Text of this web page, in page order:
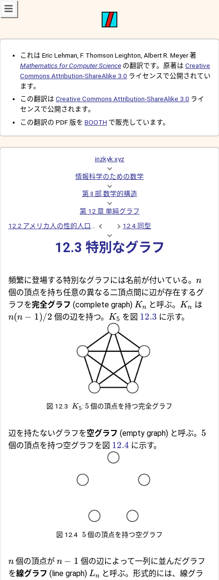
これは Eric Lehman, F. Thomson Leighton, Albert R. Meyer 著
Mathematics for Computer Science の翻訳です。原著は Creative
Commons Attribution-ShareAlike 3.0 ライセンスで公開されてい
ます。
この翻訳は Creative Commons Attribution-ShareAlike 3.0 ライ
センスで公開されます。
この翻訳の PDF 版を BOOTH で販売しています。
inzkyk.xyz
情報科学のための数学
第 II 部 数学的構造
第 12 章 単純グラフ
12.4 同型
12.3 特別なグラフ
頻繁に登場する特別なグラフには名前が付いている。 n
個の頂点を持ち任意の異なる二頂点間に辺が存在するグ
ラフを完全グラフ (complete graph) Kn と呼ぶ。Kn は
n(n − 1)/2 個の辺を持つ。 K5 を図 12.3 に示す。
図 12.3 K5:5個の頂点を持つ完全グラフ
辺を持たないグラフを空グラフ (empty graph) と呼ぶ。 5
個の頂点を持つ空グラフを図 12.4 に示す。
図 12.4 5個の頂点を持つ空グラフ
n 個の頂点が n − 1 個の辺によって一列に並んだグラフ
を線グラフ (line graph) Ln
と呼ぶ。形式的には、線グラ